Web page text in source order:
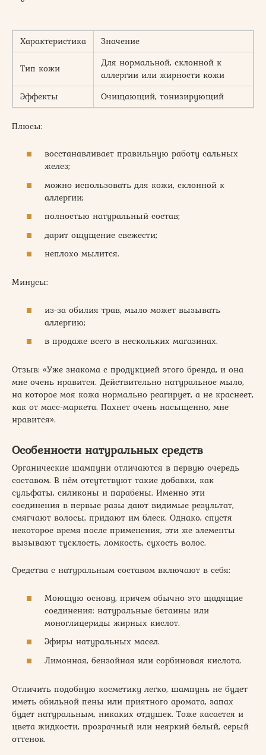
Характеристика Значение
Тип кожи
Для нормальной, склонной к
аллергии или жирности кожи
Эффекты
Очищающий, тонизирующий
Плюсы:
восстанавливает правильную работу сальных
желез;
можно использовать для кожи, склонной к
аллергии;
полностью натуральный состав;
дарит ощущение свежести;
неплохо мылится.
Минусы:
из-за обилия трав, мыло может вызывать
аллергию;
в продаже всего в нескольких магазинах.
Отзыв: «Уже знакома с продукцией этого бренда, и она
мне очень нравится. Действительно натуральное мыло,
на которое моя кожа нормально реагирует, а не краснеет,
как от масс-маркета. Пахнет очень насыщенно, мне
нравится».
Особенности натуральных средств
Органические шампуни отличаются в первую очередь
составом. В нём отсутствуют такие добавки, как
сульфаты, силиконы и парабены. Именно эти
соединения в первые разы дают видимые результат,
смягчают волосы, придают им блеск. Однако, спустя
некоторое время после применения, эти же элементы
вызывают тусклость, ломкость, сухость волос.
Средства с натуральным составом включают в себя:
Моющую основу, причем обычно это щадящие
соединения: натуральные бетаины или
моноглицериды жирных кислот.
Эфиры натуральных масел.
Лимонная, бензойная или сорбиновая кислота.
Отличить подобную косметику легко, шампунь не будет
иметь обильной пены или приятного аромата, запах
будет натуральным, никаких отдушек. Тоже касается и
цвета жидкости, прозрачный или неяркий белый, серый
оттенок.